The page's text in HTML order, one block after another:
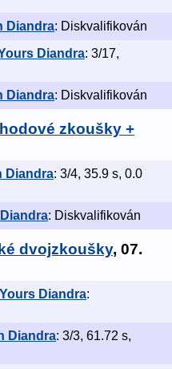
Diandra: Diskvalifikován
Diandra: 3/17,
Diandra: Diskvalifikován
zkoušky +
Diandra: 3/4, 35.9 s, 0.0
: Diskvalifikován
dvojzkoušky, 07.
Diandra:
Diandra: 3/3, 61.72 s,